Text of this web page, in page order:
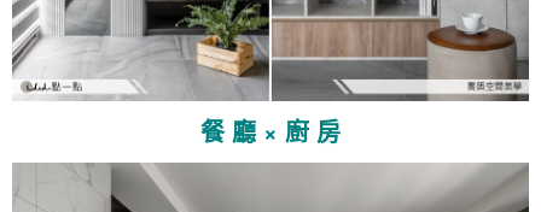
餐 廳 × 廚 房